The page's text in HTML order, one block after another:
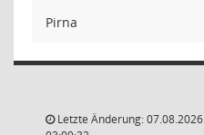
Pirna
Letzte Änderung: 07.08.2026